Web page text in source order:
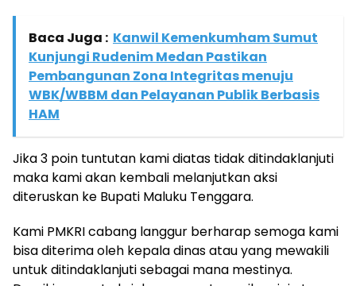
Baca Juga : Kanwil Kemenkumham Sumut
Kunjungi Rudenim Medan Pastikan
Pembangunan Zona Integritas menuju
WBK/WBBM dan Pelayanan Publik Berbasis
HAM
Jika 3 poin tuntutan kami diatas tidak ditindaklanjuti
maka kami akan kembali melanjutkan aksi
diteruskan ke Bupati Maluku Tenggara.
Kami PMKRI cabang langgur berharap semoga kami
bisa diterima oleh kepala dinas atau yang mewakili
untuk ditindaklanjuti sebagai mana mestinya.